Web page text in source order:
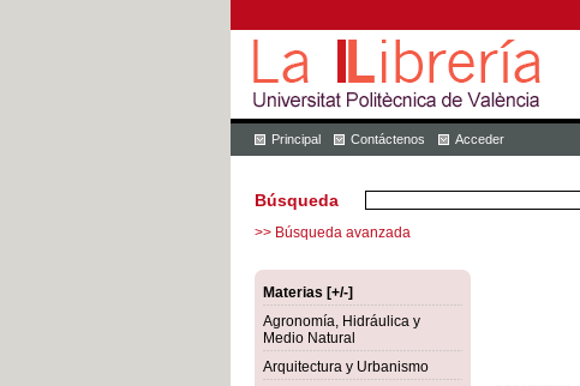
Principal Contáctenos Acceder
Búsqueda
>> Búsqueda avanzada
Materias [+/-]
Agronomía, Hidráulica y
Medio Natural
Arquitectura y Urbanismo